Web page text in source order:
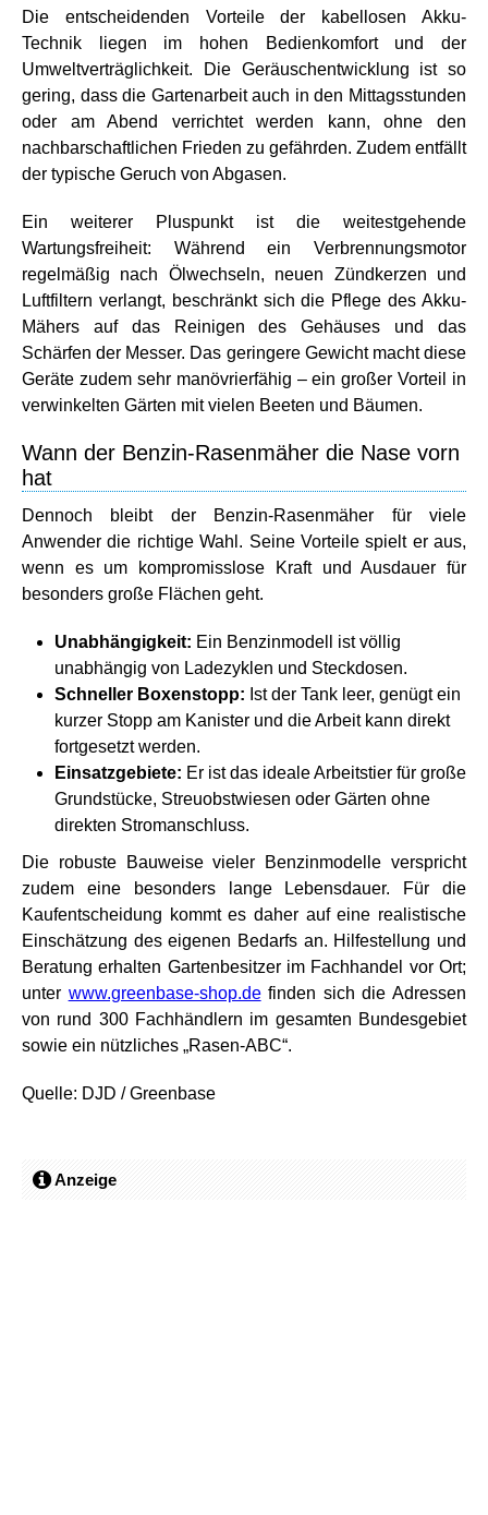
Die entscheidenden Vorteile der kabellosen Akku-
Technik liegen im hohen Bedienkomfort und der
Umweltverträglichkeit. Die Geräuschentwicklung ist so
gering, dass die Gartenarbeit auch in den Mittagsstunden
oder am Abend verrichtet werden kann, ohne den
nachbarschaftlichen Frieden zu gefährden. Zudem entfällt
der typische Geruch von Abgasen.
Ein weiterer Pluspunkt ist die weitestgehende
Wartungsfreiheit: Während ein Verbrennungsmotor
regelmäßig nach Ölwechseln, neuen Zündkerzen und
Luftfiltern verlangt, beschränkt sich die Pflege des Akku-
Mähers auf das Reinigen des Gehäuses und das
Schärfen der Messer. Das geringere Gewicht macht diese
Geräte zudem sehr manövrierfähig – ein großer Vorteil in
verwinkelten Gärten mit vielen Beeten und Bäumen.
Wann der Benzin-Rasenmäher die Nase vorn
hat
Dennoch bleibt der Benzin-Rasenmäher für viele
Anwender die richtige Wahl. Seine Vorteile spielt er aus,
wenn es um kompromisslose Kraft und Ausdauer für
besonders große Flächen geht.
Unabhängigkeit: Ein Benzinmodell ist völlig
unabhängig von Ladezyklen und Steckdosen.
Schneller Boxenstopp: Ist der Tank leer, genügt ein
kurzer Stopp am Kanister und die Arbeit kann direkt
fortgesetzt werden.
Einsatzgebiete: Er ist das ideale Arbeitstier für große
Grundstücke, Streuobstwiesen oder Gärten ohne
direkten Stromanschluss.
Die robuste Bauweise vieler Benzinmodelle verspricht
zudem eine besonders lange Lebensdauer. Für die
Kaufentscheidung kommt es daher auf eine realistische
Einschätzung des eigenen Bedarfs an. Hilfestellung und
Beratung erhalten Gartenbesitzer im Fachhandel vor Ort;
unter www.greenbase-shop.definden sich die Adressen
von rund 300 Fachhändlern im gesamten Bundesgebiet
sowie ein nützliches „Rasen-ABC“.
Quelle: DJD / Greenbase
Anzeige